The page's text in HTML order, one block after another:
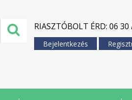
RIASZTÓBOLT ÉRD: 06
Bejelentkezés